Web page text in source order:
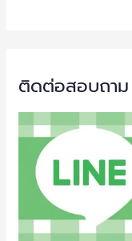
ติดต่อสอบถาม